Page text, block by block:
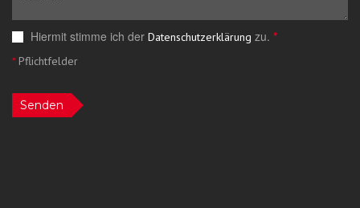
Hiermit stimme ich der Datenschutzerklärung zu. *
*Pflichtfelder
Senden